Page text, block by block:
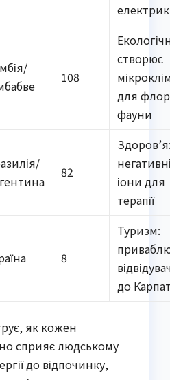
108
створює
для
фауни
82
іони для
терапії
8
Туризм:
до
як кожен
сприяє людському
до відпочинку,